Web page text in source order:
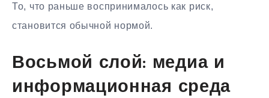
То, что раньше воспринималось как риск,
становится обычной нормой.
Восьмой слой: медиа и
информационная среда